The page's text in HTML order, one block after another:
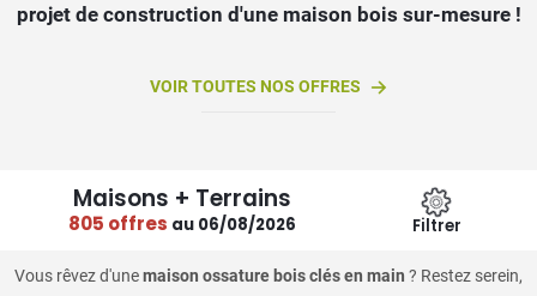
projet de construction d'une maison bois sur-mesure !
VOIR TOUTES NOS OFFRES
Maisons + Terrains
805 offres au 06/08/2026 Filtrer
Vous rêvez d'unemaison ossature bois clés en main ? Restez serein,